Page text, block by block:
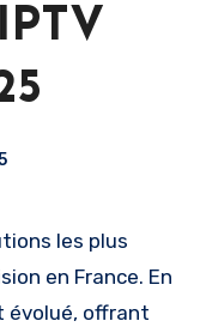
en France. En
évolué, offrant